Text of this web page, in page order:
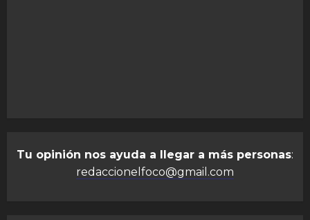
Tu opinión nos ayuda a llegar a más personas:
redaccionelfoco@gmail.com